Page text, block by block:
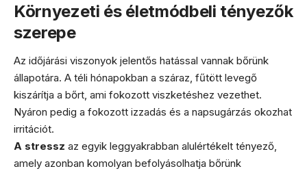
Környezeti és életmódbeli tényezők
szerepe
Az időjárási viszonyok jelentős hatással vannak bőrünk
állapotára. A téli hónapokban a száraz, fűtött levegő
kiszárítja a bőrt, ami fokozott viszketéshez vezethet.
Nyáron pedig a fokozott izzadás és a napsugárzás okozhat
irritációt.
A stressz az egyik leggyakrabban alulértékelt tényező,
amely azonban komolyan befolyásolhatja bőrünk